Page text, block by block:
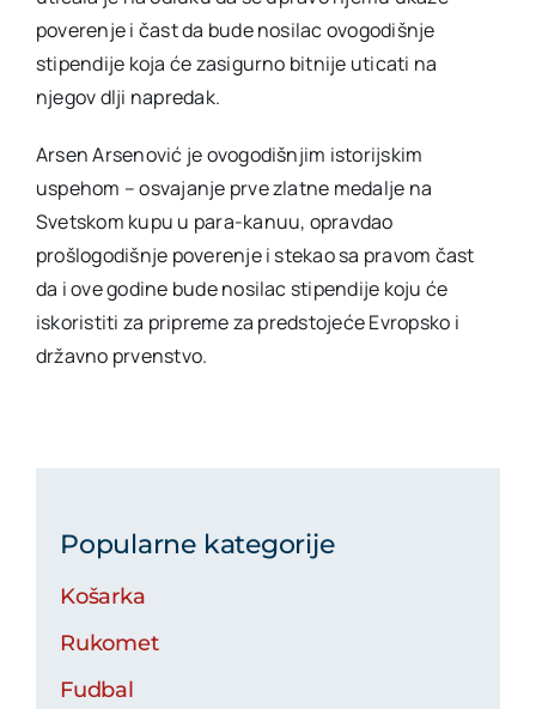
poverenje i čast da bude nosilac ovogodišnje
stipendije koja će zasigurno bitnije uticati na
njegov dlji napredak.
Arsen Arsenović je ovogodišnjim istorijskim
uspehom – osvajanje prve zlatne medalje na
Svetskom kupu u para-kanuu, opravdao
prošlogodišnje poverenje i stekao sa pravom čast
da i ove godine bude nosilac stipendije koju će
iskoristiti za pripreme za predstojeće Evropsko i
državno prvenstvo.
Popularne kategorije
Košarka
Rukomet
Fudbal